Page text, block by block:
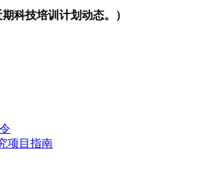
科技培训计划动态。）
项目指南